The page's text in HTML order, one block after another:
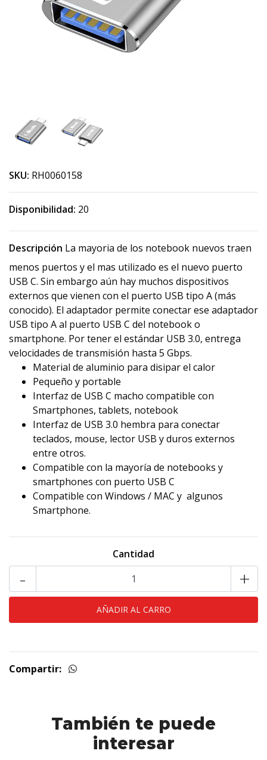
SKU: RH0060158
Disponibilidad: 20
Descripción La mayoria de los notebook nuevos traen
menos puertos y el mas utilizado es el nuevo puerto
USB C. Sin embargo aún hay muchos dispositivos
externos que vienen con el puerto USB tipo A (más
conocido). El adaptador permite conectar ese adaptador
USB tipo A al puerto USB C del notebook o
smartphone. Por tener el estándar USB 3.0, entrega
velocidades de transmisión hasta 5 Gbps.
Material de aluminio para disipar el calor
Pequeño y portable
Interfaz de USB C macho compatible con
Smartphones, tablets, notebook
Interfaz de USB 3.0 hembra para conectar
teclados, mouse, lector USB y duros externos
entre otros.
Compatible con la mayoría de notebooks y
smartphones con puerto USB C
Compatible con Windows / MAC y algunos
Smartphone.
Cantidad
- +
Compartir:
También te puede
interesar